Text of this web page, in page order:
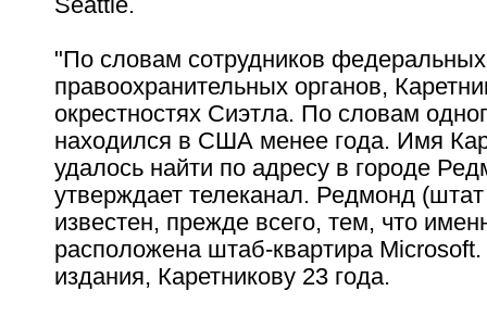
"По словам сотрудников федеральных
правоохранительных органов,
окрестностях Сиэтла. По словам
находился в США менее года. Имя
удалось найти по адресу в городе
утверждает телеканал. Редмонд
известен, прежде всего, тем, что
расположена штаб-квартира
издания, Каретникову 23 года.